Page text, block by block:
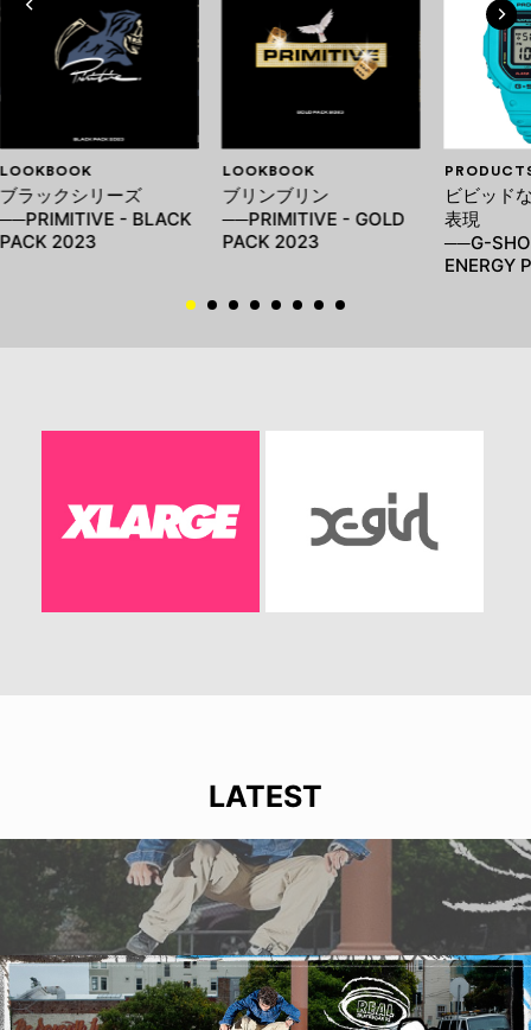
LOOKBOOK
ブラックシリーズ
──PRIMITIVE - BLACK
PACK 2023
LOOKBOOK
ブリンブリン
──PRIMITIVE - GOLD
PACK 2023
ビビッド
表現
──G-
ENERGY
LATEST